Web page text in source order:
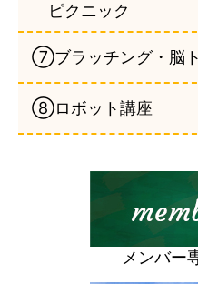
ピクニック
⑦ブラッチング・脳
⑧ロボット講座
メンバー